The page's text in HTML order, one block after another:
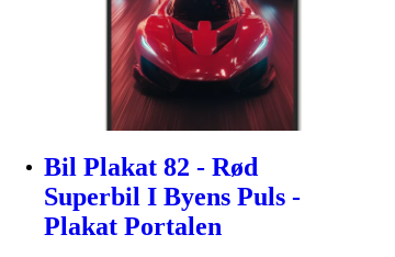
Bil Plakat 82 - Rød
Superbil I Byens Puls -
Plakat Portalen